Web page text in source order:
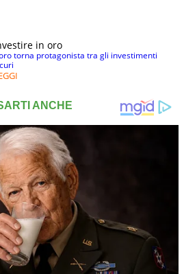
in oro
torna protagonista tra gli investimenti